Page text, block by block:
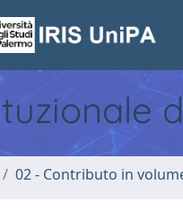
02 - Contributo in